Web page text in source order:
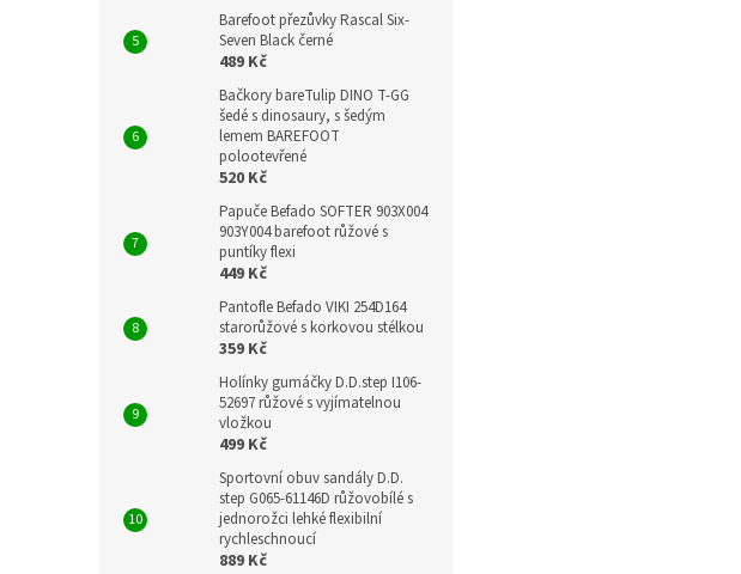
Barefoot přezůvky Rascal Six-
Seven Black černé
489 Kč
Bačkory bareTulip DINO T-GG
šedé s dinosaury, s šedým
lemem BAREFOOT
polootevřené
520 Kč
Papuče Befado SOFTER 903X004
903Y004 barefoot růžové s
puntíky flexi
449 Kč
Pantofle Befado VIKI 254D164
starorůžové s korkovou stélkou
359 Kč
Holínky gumáčky D.D.step I106-
52697 růžové s vyjímatelnou
vložkou
499 Kč
Sportovní obuv sandály D.D.
step G065-61146D růžovobílé s
jednorožci lehké flexibilní
rychleschnoucí
889 Kč